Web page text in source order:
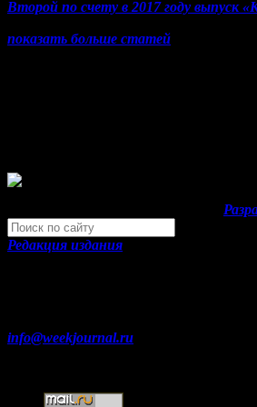
Второй по счету в 2017 году выпуск
показать больше статей
Редакция издания
info@weekjournal.ru